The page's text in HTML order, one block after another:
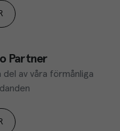
Partner
del av våra förmånliga